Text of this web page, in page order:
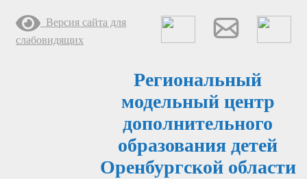
содержимому
Версия сайта для
слабовидящих
Региональный
модельный центр
дополнительного
образования детей
Оренбургской области